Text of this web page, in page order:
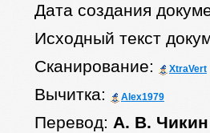
Дата создания
Исходный текст
Сканирование:
XtraVert
Вычитка: Alex1979
Перевод: А. В. Чикин